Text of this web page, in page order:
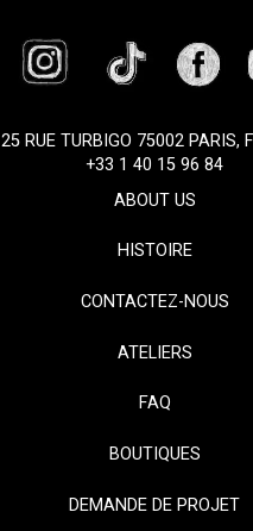
25 RUE TURBIGO 75002 PARIS,
+33 1 40 15 96 84
ABOUT US
HISTOIRE
CONTACTEZ-NOUS
ATELIERS
FAQ
BOUTIQUES
DEMANDE DE PROJET